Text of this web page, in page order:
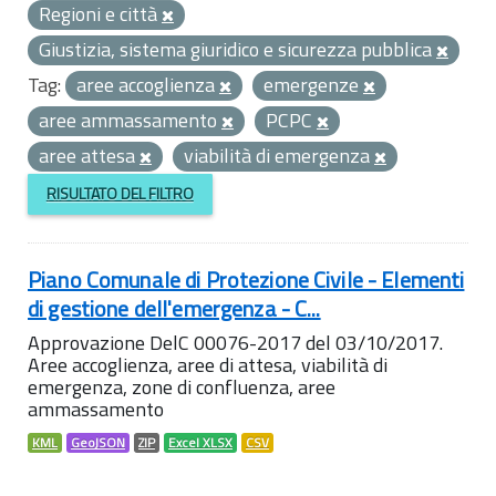
Regioni e città
Giustizia, sistema giuridico e sicurezza pubblica
Tag: aree accoglienza
emergenze
aree ammassamento
PCPC
aree attesa
viabilità di emergenza
RISULTATO DEL FILTRO
Piano Comunale di Protezione Civile - Elementi
di gestione dell'emergenza - C...
Approvazione DelC 00076-2017 del 03/10/2017.
Aree accoglienza, aree di attesa, viabilità di
emergenza, zone di confluenza, aree
ammassamento
KML GeoJSON ZIP Excel XLSX CSV